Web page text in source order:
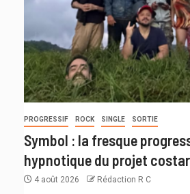
PROGRESSIF ROCK SINGLE SORTIE
Symbol : la fresque
hypnotique du projet
4 août 2026 Rédaction R C